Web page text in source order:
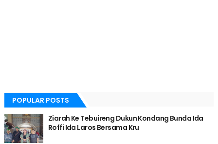
POPULAR POSTS
Ziarah Ke Tebuireng Dukun Kondang Bunda Ida
Roffi Ida Laros Bersama Kru